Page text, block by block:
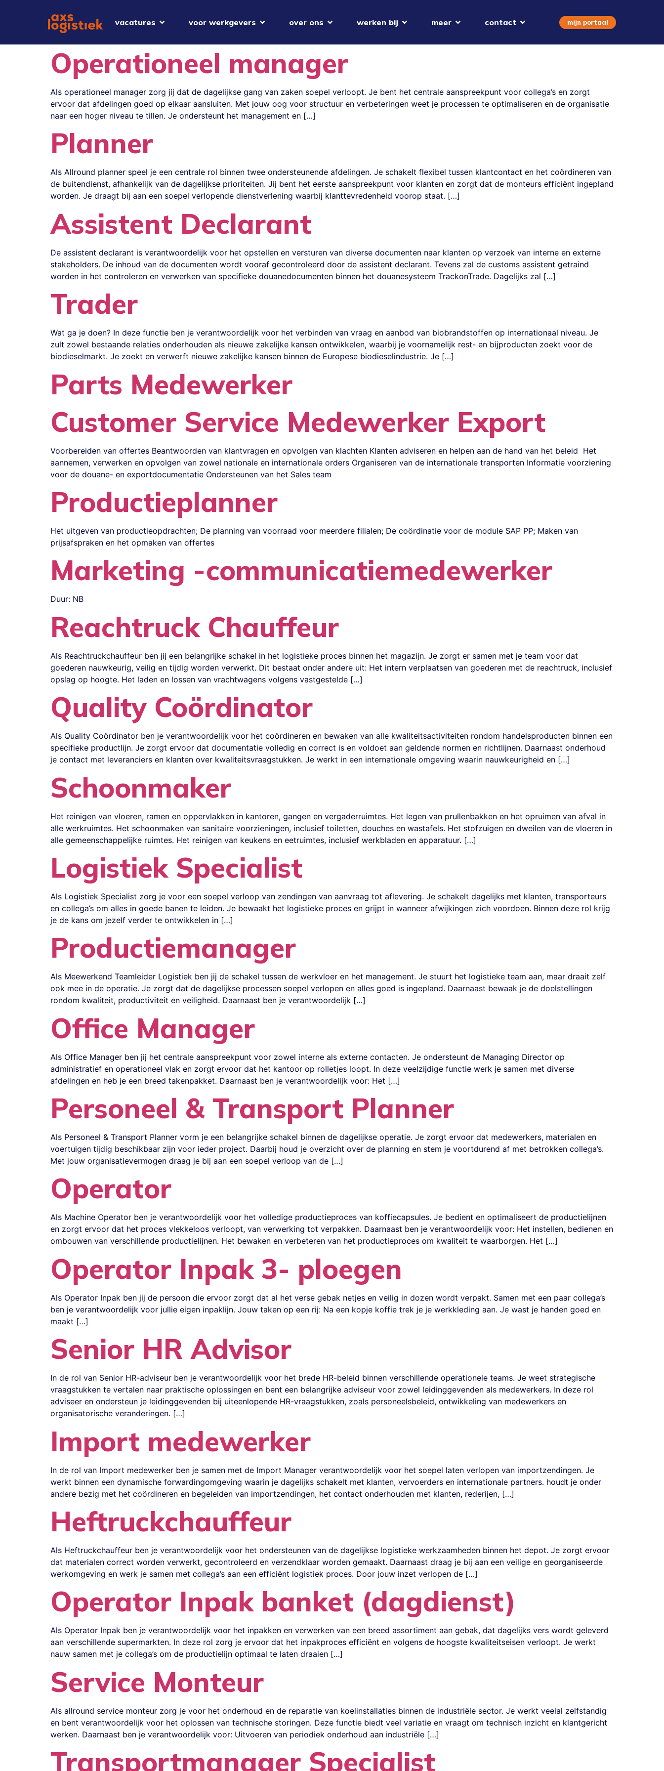
vacatures voor werkgevers over ons werken bij meer contact mijn portaal
Operationeel manager
Als operationeel manager zorg jij dat de dagelijkse gang van zaken soepel verloopt. Je bent het centrale aanspreekpunt voor collega’s en zorgt
ervoor dat afdelingen goed op elkaar aansluiten. Met jouw oog voor structuur en verbeteringen weet je processen te optimaliseren en de organisatie
naar een hoger niveau te tillen. Je ondersteunt het management en […]
Planner
Als Allround planner speel je een centrale rol binnen twee ondersteunende afdelingen. Je schakelt flexibel tussen klantcontact en het coördineren van
de buitendienst, afhankelijk van de dagelijkse prioriteiten. Jij bent het eerste aanspreekpunt voor klanten en zorgt dat de monteurs efficiënt ingepland
worden. Je draagt bij aan een soepel verlopende dienstverlening waarbij klanttevredenheid voorop staat. […]
Assistent Declarant
De assistent declarant is verantwoordelijk voor het opstellen en versturen van diverse documenten naar klanten op verzoek van interne en externe
stakeholders. De inhoud van de documenten wordt vooraf gecontroleerd door de assistent declarant. Tevens zal de customs assistent getraind
worden in het controleren en verwerken van specifieke douanedocumenten binnen het douanesysteem TrackonTrade. Dagelijks zal […]
Trader
Wat ga je doen? In deze functie ben je verantwoordelijk voor het verbinden van vraag en aanbod van biobrandstoffen op internationaal niveau. Je
zult zowel bestaande relaties onderhouden als nieuwe zakelijke kansen ontwikkelen, waarbij je voornamelijk rest- en bijproducten zoekt voor de
biodieselmarkt. Je zoekt en verwerft nieuwe zakelijke kansen binnen de Europese biodieselindustrie. Je […]
Parts Medewerker
Customer Service Medewerker Export
Voorbereiden van offertes Beantwoorden van klantvragen en opvolgen van klachten Klanten adviseren en helpen aan de hand van het beleid Het
aannemen, verwerken en opvolgen van zowel nationale en internationale orders Organiseren van de internationale transporten Informatie voorziening
voor de douane- en exportdocumentatie Ondersteunen van het Sales team
Productieplanner
Het uitgeven van productieopdrachten; De planning van voorraad voor meerdere filialen; De coördinatie voor de module SAP PP; Maken van
prijsafspraken en het opmaken van offertes
Marketing -communicatiemedewerker
Duur: NB
Reachtruck Chauffeur
Als Reachtruckchauffeur ben jij een belangrijke schakel in het logistieke proces binnen het magazijn. Je zorgt er samen met je team voor dat
goederen nauwkeurig, veilig en tijdig worden verwerkt. Dit bestaat onder andere uit: Het intern verplaatsen van goederen met de reachtruck, inclusief
opslag op hoogte. Het laden en lossen van vrachtwagens volgens vastgestelde […]
Quality Coördinator
Als Quality Coördinator ben je verantwoordelijk voor het coördineren en bewaken van alle kwaliteitsactiviteiten rondom handelsproducten binnen een
specifieke productlijn. Je zorgt ervoor dat documentatie volledig en correct is en voldoet aan geldende normen en richtlijnen. Daarnaast onderhoud
je contact met leveranciers en klanten over kwaliteitsvraagstukken. Je werkt in een internationale omgeving waarin nauwkeurigheid en […]
Schoonmaker
Het reinigen van vloeren, ramen en oppervlakken in kantoren, gangen en vergaderruimtes. Het legen van prullenbakken en het opruimen van afval in
alle werkruimtes. Het schoonmaken van sanitaire voorzieningen, inclusief toiletten, douches en wastafels. Het stofzuigen en dweilen van de vloeren in
alle gemeenschappelijke ruimtes. Het reinigen van keukens en eetruimtes, inclusief werkbladen en apparatuur. […]
Logistiek Specialist
Als Logistiek Specialist zorg je voor een soepel verloop van zendingen van aanvraag tot aflevering. Je schakelt dagelijks met klanten, transporteurs
en collega’s om alles in goede banen te leiden. Je bewaakt het logistieke proces en grijpt in wanneer afwijkingen zich voordoen. Binnen deze rol krijg
je de kans om jezelf verder te ontwikkelen in […]
Productiemanager
Als Meewerkend Teamleider Logistiek ben jij de schakel tussen de werkvloer en het management. Je stuurt het logistieke team aan, maar draait zelf
ook mee in de operatie. Je zorgt dat de dagelijkse processen soepel verlopen en alles goed is ingepland. Daarnaast bewaak je de doelstellingen
rondom kwaliteit, productiviteit en veiligheid. Daarnaast ben je verantwoordelijk […]
Office Manager
Als Office Manager ben jij het centrale aanspreekpunt voor zowel interne als externe contacten. Je ondersteunt de Managing Director op
administratief en operationeel vlak en zorgt ervoor dat het kantoor op rolletjes loopt. In deze veelzijdige functie werk je samen met diverse
afdelingen en heb je een breed takenpakket. Daarnaast ben je verantwoordelijk voor: Het […]
Personeel & Transport Planner
Als Personeel & Transport Planner vorm je een belangrijke schakel binnen de dagelijkse operatie. Je zorgt ervoor dat medewerkers, materialen en
voertuigen tijdig beschikbaar zijn voor ieder project. Daarbij houd je overzicht over de planning en stem je voortdurend af met betrokken collega’s.
Met jouw organisatievermogen draag je bij aan een soepel verloop van de […]
Operator
Als Machine Operator ben je verantwoordelijk voor het volledige productieproces van koffiecapsules. Je bedient en optimaliseert de productielijnen
en zorgt ervoor dat het proces vlekkeloos verloopt, van verwerking tot verpakken. Daarnaast ben je verantwoordelijk voor: Het instellen, bedienen en
ombouwen van verschillende productielijnen. Het bewaken en verbeteren van het productieproces om kwaliteit te waarborgen. Het […]
Operator Inpak 3- ploegen
Als Operator Inpak ben jij de persoon die ervoor zorgt dat al het verse gebak netjes en veilig in dozen wordt verpakt. Samen met een paar collega’s
ben je verantwoordelijk voor jullie eigen inpaklijn. Jouw taken op een rij: Na een kopje koffie trek je je werkkleding aan. Je wast je handen goed en
maakt […]
Senior HR Advisor
In de rol van Senior HR-adviseur ben je verantwoordelijk voor het brede HR-beleid binnen verschillende operationele teams. Je weet strategische
vraagstukken te vertalen naar praktische oplossingen en bent een belangrijke adviseur voor zowel leidinggevenden als medewerkers. In deze rol
adviseer en ondersteun je leidinggevenden bij uiteenlopende HR-vraagstukken, zoals personeelsbeleid, ontwikkeling van medewerkers en
organisatorische veranderingen. […]
Import medewerker
In de rol van Import medewerker ben je samen met de Import Manager verantwoordelijk voor het soepel laten verlopen van importzendingen. Je
werkt binnen een dynamische forwardingomgeving waarin je dagelijks schakelt met klanten, vervoerders en internationale partners. houdt je onder
andere bezig met het coördineren en begeleiden van importzendingen, het contact onderhouden met klanten, rederijen, […]
Heftruckchauffeur
Als Heftruckchauffeur ben je verantwoordelijk voor het ondersteunen van de dagelijkse logistieke werkzaamheden binnen het depot. Je zorgt ervoor
dat materialen correct worden verwerkt, gecontroleerd en verzendklaar worden gemaakt. Daarnaast draag je bij aan een veilige en georganiseerde
werkomgeving en werk je samen met collega’s aan een efficiënt logistiek proces. Door jouw inzet verlopen de […]
Operator Inpak banket (dagdienst)
Als Operator Inpak ben je verantwoordelijk voor het inpakken en verwerken van een breed assortiment aan gebak, dat dagelijks vers wordt geleverd
aan verschillende supermarkten. In deze rol zorg je ervoor dat het inpakproces efficiënt en volgens de hoogste kwaliteitseisen verloopt. Je werkt
nauw samen met je collega’s om de productielijn optimaal te laten draaien […]
Service Monteur
Als allround service monteur zorg je voor het onderhoud en de reparatie van koelinstallaties binnen de industriële sector. Je werkt veelal zelfstandig
en bent verantwoordelijk voor het oplossen van technische storingen. Deze functie biedt veel variatie en vraagt om technisch inzicht en klantgericht
werken. Daarnaast ben je verantwoordelijk voor: Uitvoeren van periodiek onderhoud aan industriële […]
Transportmanager Specialist